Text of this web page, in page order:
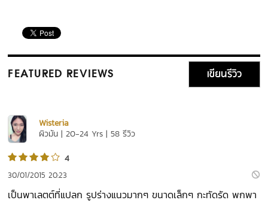
FEATURED REVIEWS เขียนรีวิว
Wisteria
ผิวมัน | 20-24 Yrs | 58 รีวิว
4
30/01/2015 20:23
เป็นพาเลตต์ที่แปลก รูปร่างแนวมากๆ ขนาดเล็กๆ กะทัดรัด พกพา